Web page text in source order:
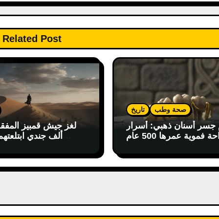
Related Post
ألف جندي
تاريخ صحة وطب
جسر أسنان ذهبي: أسرار
جراحة فموية عمرها 500 عام